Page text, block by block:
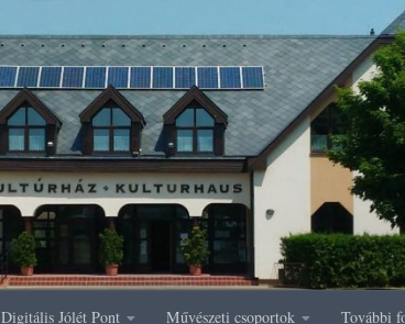
Digitális Jólét Pont Művészeti csoportok További